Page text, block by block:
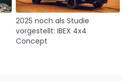
2025 noch als Studie
vorgestellt: IBEX 4x4
Concept